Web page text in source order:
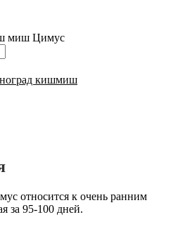
миш Цимус
кишмиш
относится к очень ранним
за 95-100 дней.